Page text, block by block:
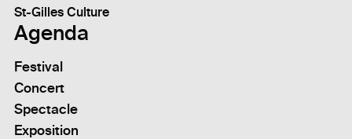
St-Gilles Culture
Agenda
Festival
Concert
Spectacle
Exposition